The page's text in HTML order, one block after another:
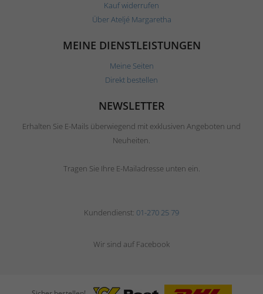
Kauf widerrufen
Über Ateljé Margaretha
MEINE DIENSTLEISTUNGEN
Meine Seiten
Direkt bestellen
NEWSLETTER
Erhalten Sie E-Mails überwiegend mit exklusiven Angeboten und
Neuheiten.
Tragen Sie Ihre E-Mailadresse unten ein.
Kundendienst: 01-270 25 79
Wir sind auf Facebook